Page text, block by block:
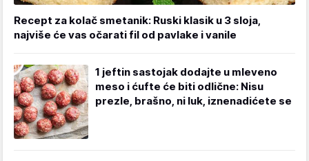
Recept za kolač smetanik: Ruski klasik u 3 sloja,
najviše će vas očarati fil od pavlake i vanile
1 jeftin sastojak dodajte u mleveno
meso i ćufte će biti odlične: Nisu
prezle, brašno, ni luk, iznenadićete se